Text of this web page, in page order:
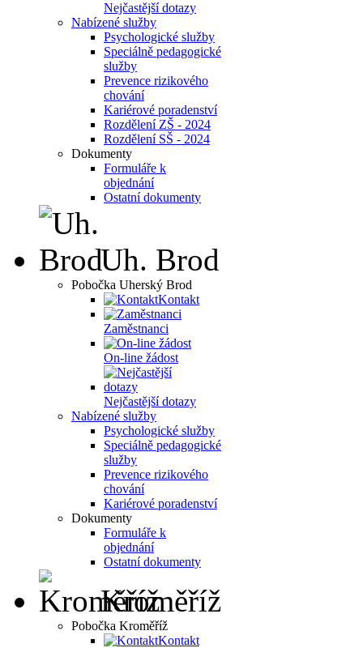
Nejčastější dotazy
Nabízené služby
Psychologické služby
Speciálně pedagogické
služby
Prevence rizikového
chování
Kariérové poradenství
Rozdělení ZŠ - 2024
Rozdělení SŠ - 2024
Dokumenty
Formuláře k
objednání
Ostatní dokumenty
Uh. Brod
Pobočka Uherský Brod
Kontakt
Zaměstnanci
On-line žádost
Nejčastější dotazy
Nabízené služby
Psychologické služby
Speciálně pedagogické
služby
Prevence rizikového
chování
Kariérové poradenství
Dokumenty
Formuláře k
objednání
Ostatní dokumenty
Kroměříž
Pobočka Kroměříž
Kontakt